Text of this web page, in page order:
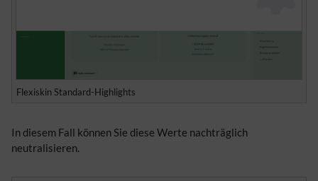
Flexiskin Standard-Highlights
In diesem Fall können Sie diese Werte nachträglich
neutralisieren.